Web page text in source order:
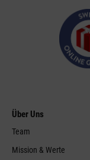
Über Uns
Team
Mission & Werte